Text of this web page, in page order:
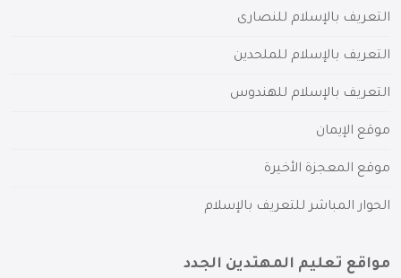
التعريف بالإسلام للنصارى
التعريف بالإسلام للملحدين
التعريف بالإسلام للهندوس
موقع الإيمان
موقع المعجزة الأخيرة
الحوار المباشر للتعريف بالإسلام
مواقع تعليم المهتدين الجدد